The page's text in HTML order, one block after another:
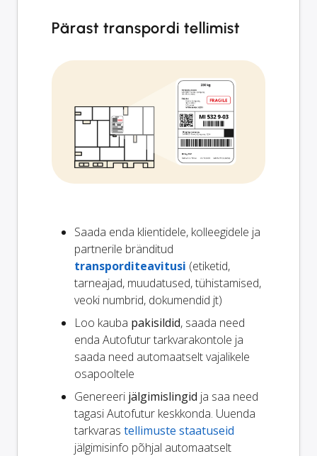
Pärast transpordi tellimist
Saada enda klientidele, kolleegidele ja
partnerile bränditud
transporditeavitusi (etiketid,
tarneajad, muudatused, tühistamised,
veoki numbrid, dokumendid jt)
Loo kauba pakisildid, saada need
enda Autofutur tarkvarakontole ja
saada need automaatselt vajalikele
osapooltele
Genereeri jälgimislingid ja saa need
tagasi Autofutur keskkonda. Uuenda
tarkvaras tellimuste staatuseid
jälgimisinfo põhjal automaatselt